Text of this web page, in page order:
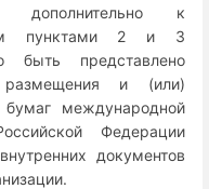
дополнительно к
пунктами 2 и 3
быть представлено
размещения и (или)
международной
Федерации
документов